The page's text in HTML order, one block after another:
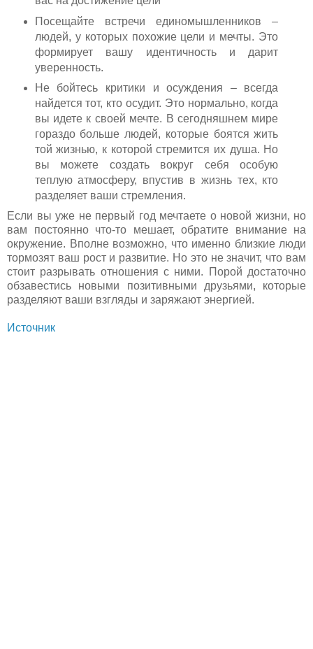
Посещайте встречи единомышленников –
людей, у которых похожие цели и мечты. Это
формирует вашу идентичность и дарит
уверенность.
Не бойтесь критики и осуждения – всегда
найдется тот, кто осудит. Это нормально, когда
вы идете к своей мечте. В сегодняшнем мире
гораздо больше людей, которые боятся жить
той жизнью, к которой стремится их душа. Но
вы можете создать вокруг себя особую
теплую атмосферу, впустив в жизнь тех, кто
разделяет ваши стремления.
Если вы уже не первый год мечтаете о новой жизни, но
вам постоянно что-то мешает, обратите внимание на
окружение. Вполне возможно, что именно близкие люди
тормозят ваш рост и развитие. Но это не значит, что вам
стоит разрывать отношения с ними. Порой достаточно
обзавестись новыми позитивными друзьями, которые
разделяют ваши взгляды и заряжают энергией.
Источник